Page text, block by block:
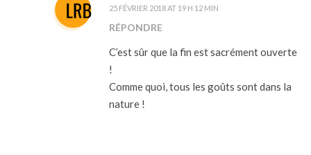
25 FÉVRIER 2018 AT 19 H 12 MIN
RÉPONDRE
C’est sûr que la fin est sacrément ouverte
!
Comme quoi, tous les goûts sont dans la
nature !